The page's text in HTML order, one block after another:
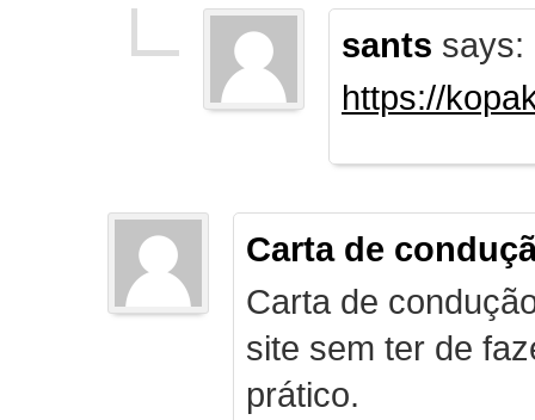
sants says:
https://
Carta de
Carta de
site sem ter de
prático.